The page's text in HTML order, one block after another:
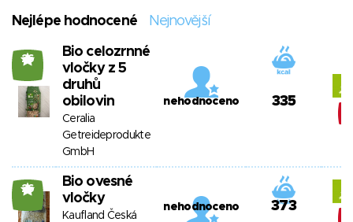
Nejlépe hodnocené Nejnovější
26
Bio celozrnné
vločky z 5
druhů
obilovin
Ceralia
Getreideprodukte
GmbH
nehodnoceno 335
26
Bio ovesné
vločky
Kaufland Česká
nehodnoceno 373